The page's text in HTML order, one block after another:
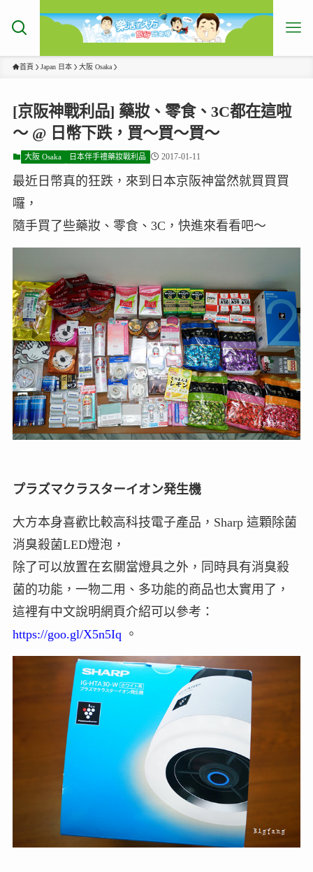
首頁 Japan 日本 大阪 Osaka
[京阪神戰利品] 藥妝、零食、3C都在這啦
～ @ 日幣下跌，買～買～買～
大阪 Osaka 日本伴手禮藥妝戰利品 2017-01-11
最近日幣真的狂跌，來到日本京阪神當然就買買買
囉，
隨手買了些藥妝、零食、3C，快進來看看吧～
プラズマクラスターイオン発生機
大方本身喜歡比較高科技電子產品，Sharp 這顆除菌
消臭殺菌LED燈泡，
除了可以放置在玄關當燈具之外，同時具有消臭殺
菌的功能，一物二用、多功能的商品也太實用了，
這裡有中文說明網頁介紹可以參考：
https://goo.gl/X5n5Iq 。